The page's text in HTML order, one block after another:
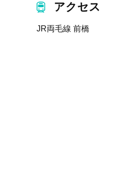
アクセス
JR両毛線 前橋